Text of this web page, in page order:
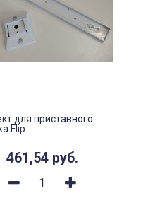
для приставного
Flip
461,54 руб.